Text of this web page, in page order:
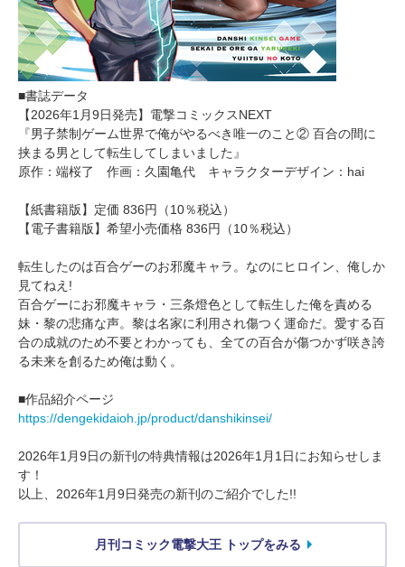
■書誌データ
【2026年1月9日発売】電撃コミックスNEXT
『男子禁制ゲーム世界で俺がやるべき唯一のこと② 百合の間に
挟まる男として転生してしまいました』
原作：端桜了 作画：久園亀代 キャラクターデザイン：hai
【紙書籍版】定価 836円（10％税込）
【電子書籍版】希望小売価格 836円（10％税込）
転生したのは百合ゲーのお邪魔キャラ。なのにヒロイン、俺しか
見てねえ!
百合ゲーにお邪魔キャラ・三条燈色として転生した俺を責める
妹・黎の悲痛な声。黎は名家に利用され傷つく運命だ。愛する百
合の成就のため不要とわかっても、全ての百合が傷つかず咲き誇
る未来を創るため俺は動く。
■作品紹介ページ
https://dengekidaioh.jp/product/danshikinsei/
2026年1月9日の新刊の特典情報は2026年1月1日にお知らせしま
す！
以上、2026年1月9日発売の新刊のご紹介でした!!
月刊コミック電撃大王 トップをみる